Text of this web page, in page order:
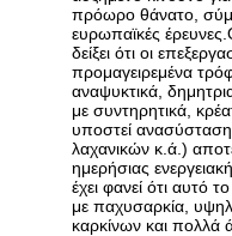
πρόωρο θάνατο,
ευρωπαϊκές
δείξει ότι οι
προμαγειρεμένα
αναψυκτικά,
με συντηρητικά,
υποστεί
λαχανικών κ.ά.)
ημερήσιας
έχει φανεί ότι αυτό
με παχυσαρκία,
καρκίνων και πολλά